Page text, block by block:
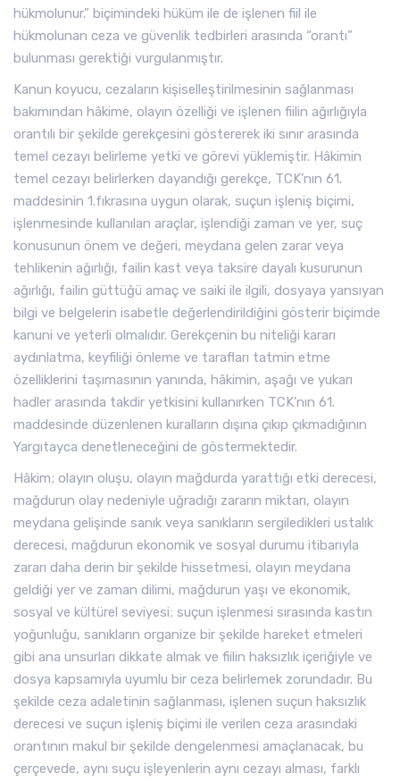
hükmolunur.” biçimindeki hüküm ile de işlenen fiil ile
hükmolunan ceza ve güvenlik tedbirleri arasında “orantı”
bulunması gerektiği vurgulanmıştır.
Kanun koyucu, cezaların kişiselleştirilmesinin sağlanması
bakımından hâkime, olayın özelliği ve işlenen fiilin ağırlığıyla
orantılı bir şekilde gerekçesini göstererek iki sınır arasında
temel cezayı belirleme yetki ve görevi yüklemiştir. Hâkimin
temel cezayı belirlerken dayandığı gerekçe, TCK’nın 61.
maddesinin 1.fıkrasına uygun olarak, suçun işleniş biçimi,
işlenmesinde kullanılan araçlar, işlendiği zaman ve yer, suç
konusunun önem ve değeri, meydana gelen zarar veya
tehlikenin ağırlığı, failin kast veya taksire dayalı kusurunun
ağırlığı, failin güttüğü amaç ve saiki ile ilgili, dosyaya yansıyan
bilgi ve belgelerin isabetle değerlendirildiğini gösterir biçimde
kanuni ve yeterli olmalıdır. Gerekçenin bu niteliği kararı
aydınlatma, keyfiliği önleme ve tarafları tatmin etme
özelliklerini taşımasının yanında, hâkimin, aşağı ve yukarı
hadler arasında takdir yetkisini kullanırken TCK’nın 61.
maddesinde düzenlenen kuralların dışına çıkıp çıkmadığının
Yargıtayca denetleneceğini de göstermektedir.
Hâkim; olayın oluşu, olayın mağdurda yarattığı etki derecesi,
mağdurun olay nedeniyle uğradığı zararın miktarı, olayın
meydana gelişinde sanık veya sanıkların sergiledikleri ustalık
derecesi, mağdurun ekonomik ve sosyal durumu itibarıyla
zararı daha derin bir şekilde hissetmesi, olayın meydana
geldiği yer ve zaman dilimi, mağdurun yaşı ve ekonomik,
sosyal ve kültürel seviyesi; suçun işlenmesi sırasında kastın
yoğunluğu, sanıkların organize bir şekilde hareket etmeleri
gibi ana unsurları dikkate almak ve fiilin haksızlık içeriğiyle ve
dosya kapsamıyla uyumlu bir ceza belirlemek zorundadır. Bu
şekilde ceza adaletinin sağlanması, işlenen suçun haksızlık
derecesi ve suçun işleniş biçimi ile verilen ceza arasındaki
orantının makul bir şekilde dengelenmesi amaçlanacak, bu
çerçevede, aynı suçu işleyenlerin aynı cezayı alması, farklı